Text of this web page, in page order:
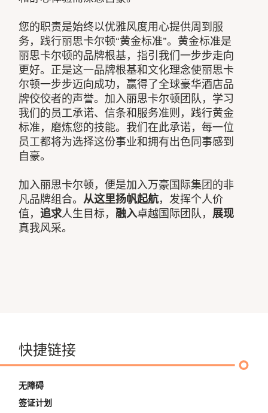
您的职责是始终以优雅风度用心提供周到服
务，践行丽思卡尔顿“黄金标准”。黄金标准是
丽思卡尔顿的品牌根基，指引我们一步步走向
更好。正是这一品牌根基和文化理念使丽思卡
尔顿一步步迈向成功，赢得了全球豪华酒店品
牌佼佼者的声誉。加入丽思卡尔顿团队，学习
我们的员工承诺、信条和服务准则，践行黄金
标准，磨炼您的技能。我们在此承诺，每一位
员工都将为选择这份事业和拥有出色同事感到
自豪。
加入丽思卡尔顿，便是加入万豪国际集团的非
凡品牌组合。从这里扬帆起航，发挥个人价
值，追求人生目标， 融入卓越国际团队， 展现
真我风采。
快捷链接
无障碍
签证计划